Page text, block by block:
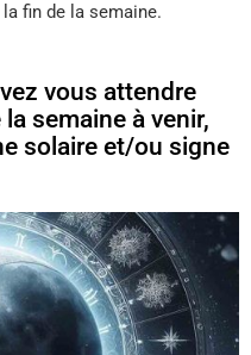
fin de la semaine.
vous attendre
semaine à venir,
solaire et/ou signe